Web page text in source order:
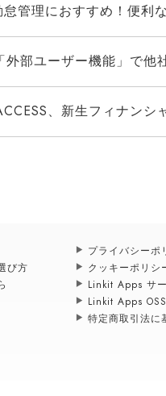
怠管理におすすめ！便利
外部ユーザー機能」で他
、新生フィナンシャルへ生
び方
プライバシーポ
クッキーポリシ
Linkit Apps サ
Linkit Apps
特定商取引法に